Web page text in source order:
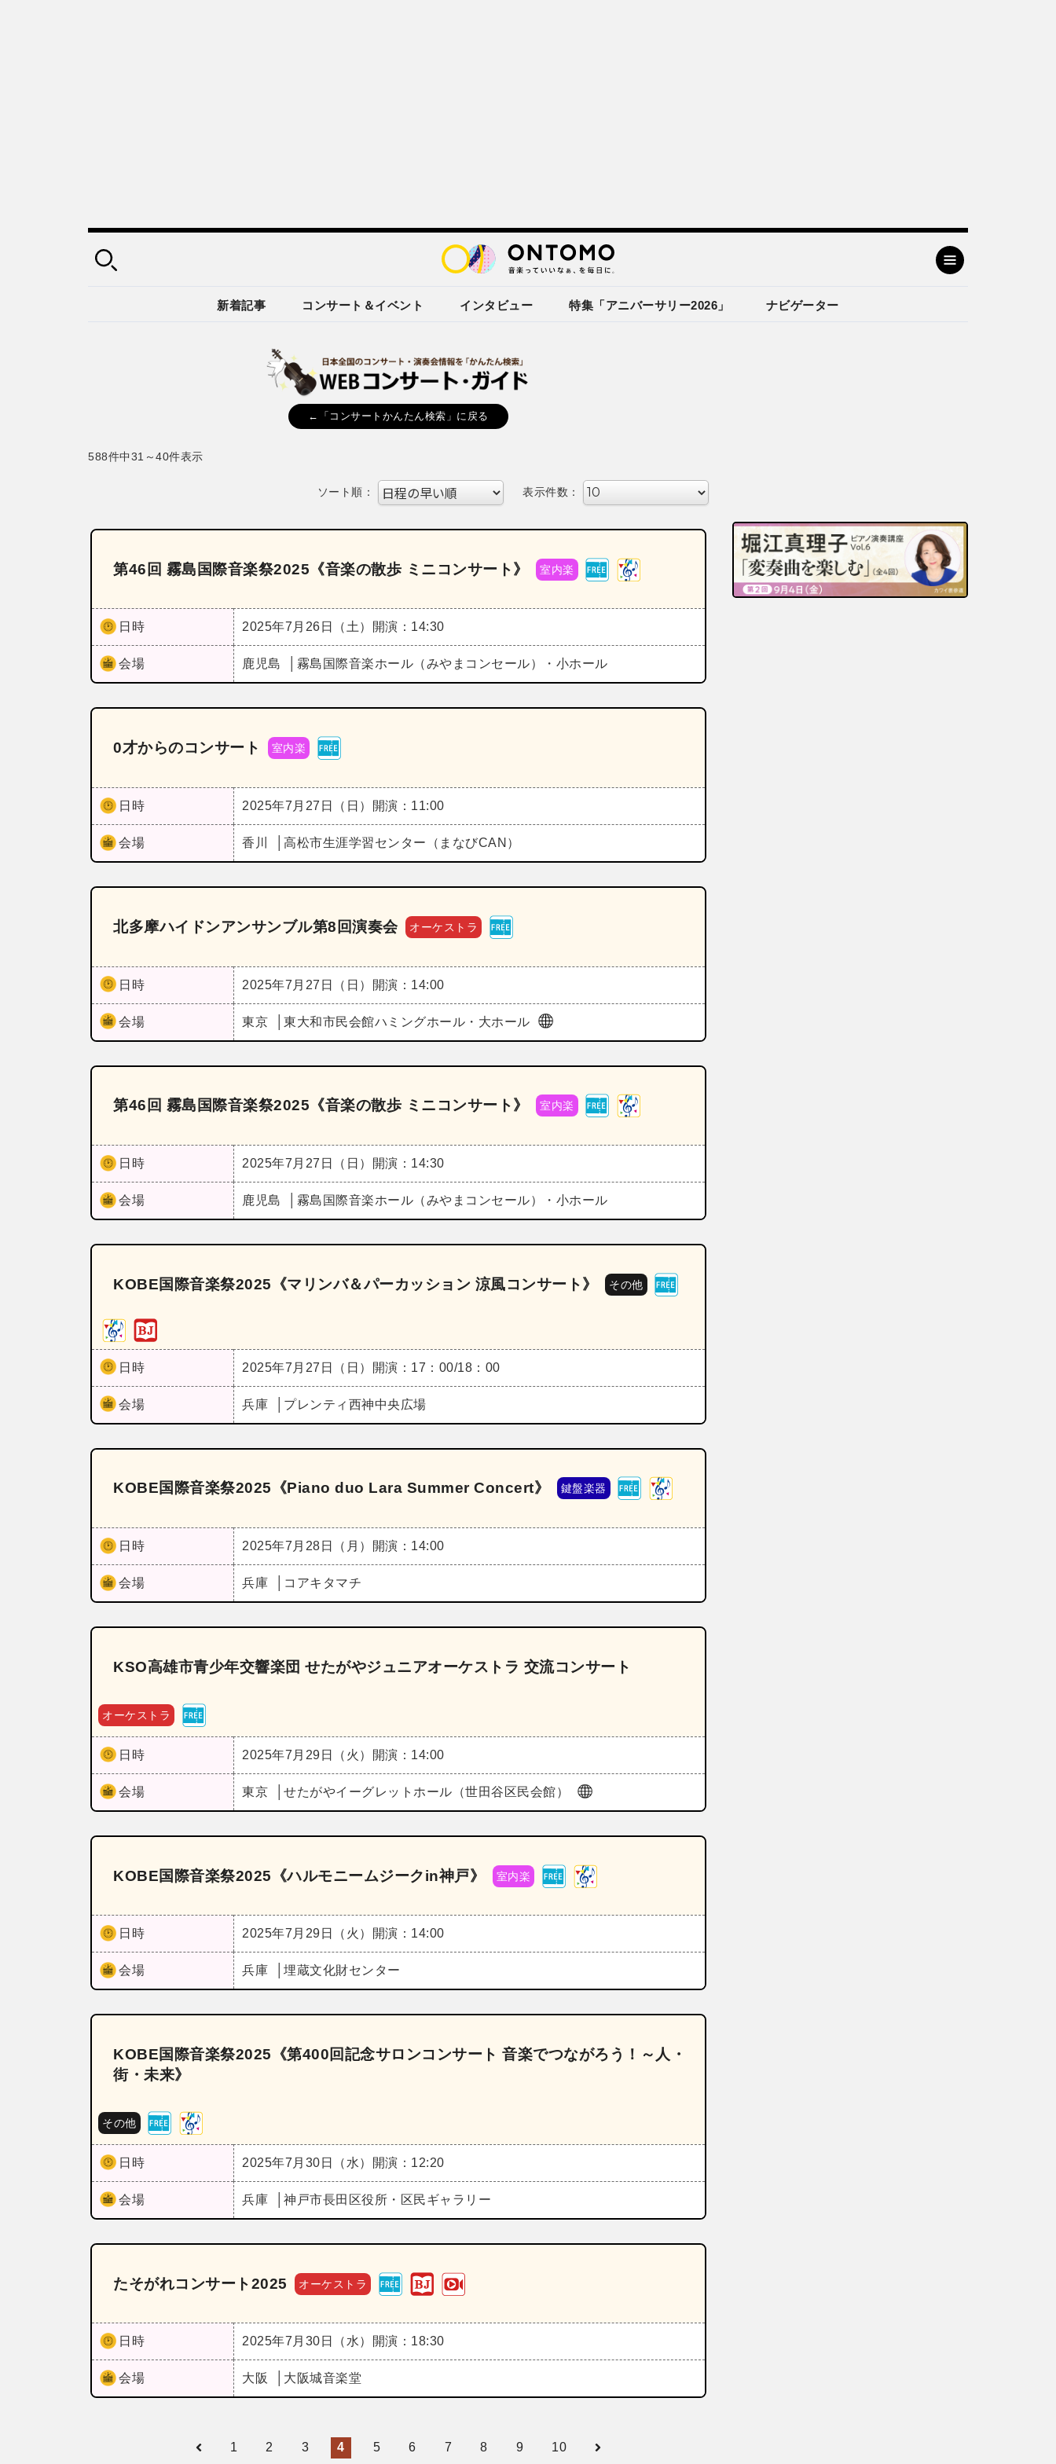
新着記事 コンサート＆イベント インタビュー 特集「アニバーサリー2026」 ナビゲーター
←「コンサートかんたん検索」に戻る
588件中31～40件表示
ソート順： 表示件数：
第46回 霧島国際音楽祭2025《音楽の散歩 ミニコンサート》 室内楽
日時 2025年7月26日（土） 開演：14:30
会場 鹿児島 霧島国際音楽ホール（みやまコンセール）・小ホール
0才からのコンサート 室内楽
日時 2025年7月27日（日） 開演：11:00
会場 香川 高松市生涯学習センター（まなびCAN）
北多摩ハイドンアンサンブル第8回演奏会 オーケストラ
日時 2025年7月27日（日） 開演：14:00
会場 東京 東大和市民会館ハミングホール・大ホール
第46回 霧島国際音楽祭2025《音楽の散歩 ミニコンサート》 室内楽
日時 2025年7月27日（日） 開演：14:30
会場 鹿児島 霧島国際音楽ホール（みやまコンセール）・小ホール
KOBE国際音楽祭2025《マリンバ＆パーカッション 涼風コンサート》 その他
日時 2025年7月27日（日） 開演：17：00/18：00
会場 兵庫 プレンティ西神中央広場
KOBE国際音楽祭2025《Piano duo Lara Summer Concert》 鍵盤楽器
日時 2025年7月28日（月） 開演：14:00
会場 兵庫 コアキタマチ
KSO高雄市青少年交響楽団 せたがやジュニアオーケストラ 交流コンサート
オーケストラ
日時 2025年7月29日（火） 開演：14:00
会場 東京 せたがやイーグレットホール（世田谷区民会館）
KOBE国際音楽祭2025《ハルモニームジークin神戸》 室内楽
日時 2025年7月29日（火） 開演：14:00
会場 兵庫 埋蔵文化財センター
KOBE国際音楽祭2025《第400回記念サロンコンサート 音楽でつながろう！～人・
街・未来》
その他
日時 2025年7月30日（水） 開演：12:20
会場 兵庫 神戸市長田区役所・区民ギャラリー
たそがれコンサート2025 オーケストラ
日時 2025年7月30日（水） 開演：18:30
会場 大阪 大阪城音楽堂
1 2 3 4 5 6 7 8 9 10